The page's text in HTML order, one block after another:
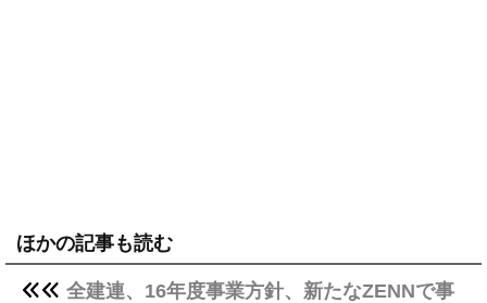
ほかの記事も読む
全建連、16年度事業方針、新たなZENNで事